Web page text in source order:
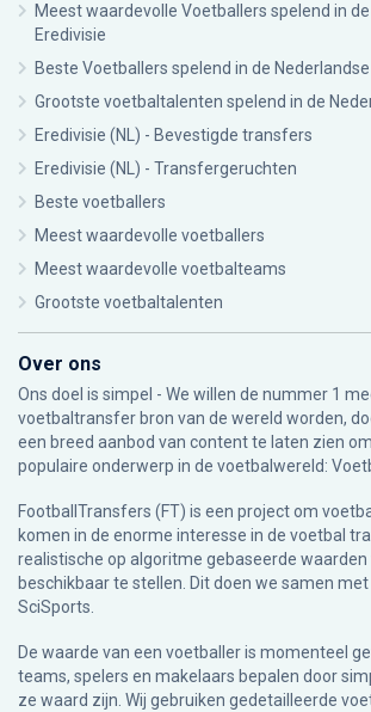
Meest waardevolle Voetballers spelend in
Eredivisie
Beste Voetballers spelend in de
Grootste voetbaltalenten spelend in de
Eredivisie (NL) - Bevestigde transfers
Eredivisie (NL) - Transfergeruchten
Beste voetballers
Meest waardevolle voetballers
Meest waardevolle voetbalteams
Grootste voetbaltalenten
Over ons
Ons doel is simpel - We willen de nummer 1
voetbaltransfer bron van de wereld worden,
een breed aanbod van content te laten zien
populaire onderwerp in de voetbalwereld:
FootballTransfers (FT) is een project om
komen in de enorme interesse in de voetbal
realistische op algoritme gebaseerde
beschikbaar te stellen. Dit doen we samen
SciSports
De waarde van een voetballer is momenteel
teams, spelers en makelaars bepalen door
ze waard zijn. Wij gebruiken gedetailleerde